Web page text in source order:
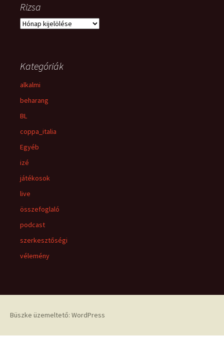
Rizsa
Rizsa
Kategóriák
alkalmi
beharang
BL
coppa_italia
Egyéb
izé
játékosok
live
összefoglaló
podcast
szerkesztőségi
vélemény
Büszke üzemeltető: WordPress